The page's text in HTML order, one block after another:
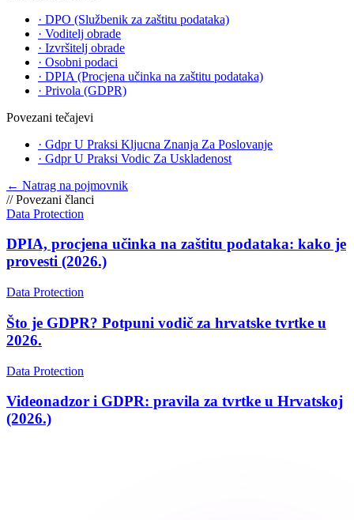
· DPO (Službenik za zaštitu podataka)
· Voditelj obrade
· Izvršitelj obrade
· Osobni podaci
· DPIA (Procjena učinka na zaštitu podataka)
· Privola (GDPR)
Povezani tečajevi
· Gdpr U Praksi Kljucna Znanja Za Poslovanje
· Gdpr U Praksi Vodic Za Uskladenost
← Natrag na pojmovnik
//Povezani članci
Data Protection
DPIA, procjena učinka na zaštitu podataka: kako je
provesti (2026.)
Data Protection
Što je GDPR? Potpuni vodič za hrvatske tvrtke u
2026.
Data Protection
Videonadzor i GDPR: pravila za tvrtke u Hrvatskoj
(2026.)